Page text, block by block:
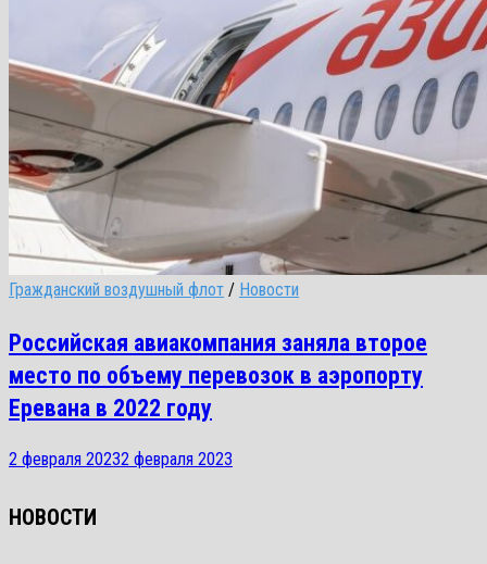
Гражданский воздушный флот / Новости
Российская авиакомпания заняла второе
место по объему перевозок в аэропорту
Еревана в 2022 году
2 февраля 20232 февраля 2023
НОВОСТИ